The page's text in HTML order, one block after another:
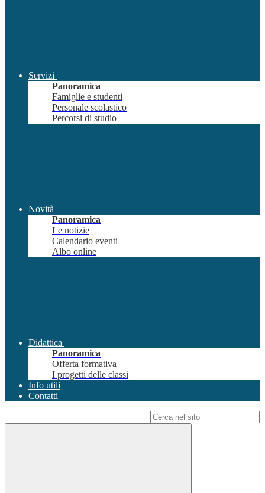
Servizi
Panoramica
Famiglie e studenti
Personale scolastico
Percorsi di studio
Novità
Panoramica
Le notizie
Calendario eventi
Albo online
Didattica
Panoramica
Offerta formativa
I progetti delle classi
Info utili
Contatti